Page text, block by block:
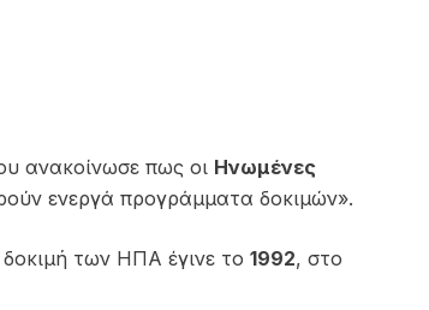
ανακοίνωσε πως οι Ηνωμένες
ενεργά προγράμματα δοκιμών».
των ΗΠΑ έγινε το 1992, στο